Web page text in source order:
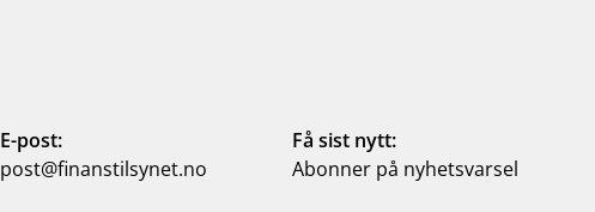
E-post:
post@finanstilsynet.no
Få sist nytt:
Abonner på nyhetsvarsel